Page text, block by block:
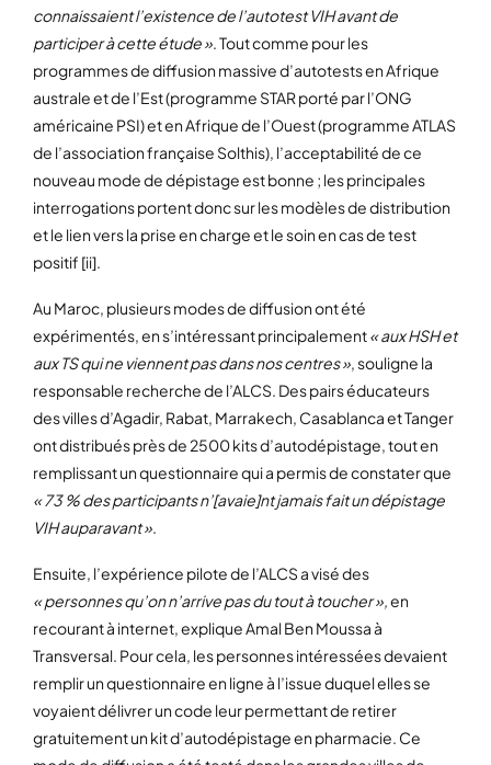
connaissaient l’existence de l’autotest VIH avant de
participer à cette étude ». Tout comme pour les
programmes de diffusion massive d’autotests en Afrique
australe et de l’Est (programme STAR porté par l’ONG
américaine PSI) et en Afrique de l’Ouest (programme ATLAS
de l’association française Solthis), l’acceptabilité de ce
nouveau mode de dépistage est bonne ; les principales
interrogations portent donc sur les modèles de distribution
et le lien vers la prise en charge et le soin en cas de test
positif [ii].
Au Maroc, plusieurs modes de diffusion ont été
expérimentés, en s’intéressant principalement« aux HSH et
aux TS qui ne viennent pas dans nos centres », souligne la
responsable recherche de l’ALCS. Des pairs éducateurs
des villes d’Agadir, Rabat, Marrakech, Casablanca et Tanger
ont distribués près de 2500 kits d’autodépistage, tout en
remplissant un questionnaire qui a permis de constater que
« 73 % des participants n’[avaie]nt jamais fait un dépistage
VIH auparavant ».
Ensuite, l’expérience pilote de l’ALCS a visé des
« personnes qu’on n’arrive pas du tout à toucher »,en
recourant à internet, explique Amal Ben Moussa à
Transversal. Pour cela, les personnes intéressées devaient
remplir un questionnaire en ligne à l’issue duquel elles se
voyaient délivrer un code leur permettant de retirer
gratuitement un kit d’autodépistage en pharmacie. Ce